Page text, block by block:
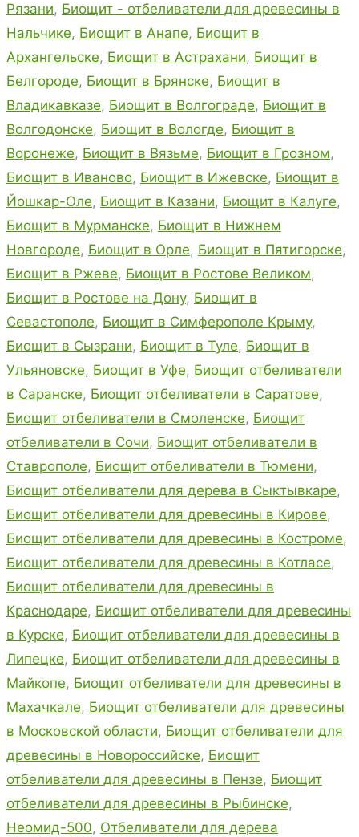
Рязани, Биощит - отбеливатели для древесины в
Нальчике, Биощит в Анапе, Биощит в
Архангельске, Биощит в Астрахани, Биощит в
Белгороде, Биощит в Брянске, Биощит в
Владикавказе, Биощит в Волгограде, Биощит в
Волгодонске, Биощит в Вологде, Биощит в
Воронеже, Биощит в Вязьме, Биощит в Грозном,
Биощит в Иваново, Биощит в Ижевске, Биощит в
Йошкар-Оле, Биощит в Казани, Биощит в Калуге,
Биощит в Мурманске, Биощит в Нижнем
Новгороде, Биощит в Орле, Биощит в Пятигорске,
Биощит в Ржеве, Биощит в Ростове Великом,
Биощит в Ростове на Дону, Биощит в
Севастополе, Биощит в Симферополе Крыму,
Биощит в Сызрани, Биощит в Туле, Биощит в
Ульяновске, Биощит в Уфе, Биощит отбеливатели
в Саранске, Биощит отбеливатели в Саратове,
Биощит отбеливатели в Смоленске, Биощит
отбеливатели в Сочи, Биощит отбеливатели в
Ставрополе, Биощит отбеливатели в Тюмени,
Биощит отбеливатели для дерева в Сыктывкаре,
Биощит отбеливатели для древесины в Кирове,
Биощит отбеливатели для древесины в Костроме,
Биощит отбеливатели для древесины в Котласе,
Биощит отбеливатели для древесины в
Краснодаре, Биощит отбеливатели для древесины
в Курске, Биощит отбеливатели для древесины в
Липецке, Биощит отбеливатели для древесины в
Майкопе, Биощит отбеливатели для древесины в
Махачкале, Биощит отбеливатели для древесины
в Московской области, Биощит отбеливатели для
древесины в Новороссийске, Биощит
отбеливатели для древесины в Пензе, Биощит
отбеливатели для древесины в Рыбинске,
Неомид-500, Отбеливатели для дерева